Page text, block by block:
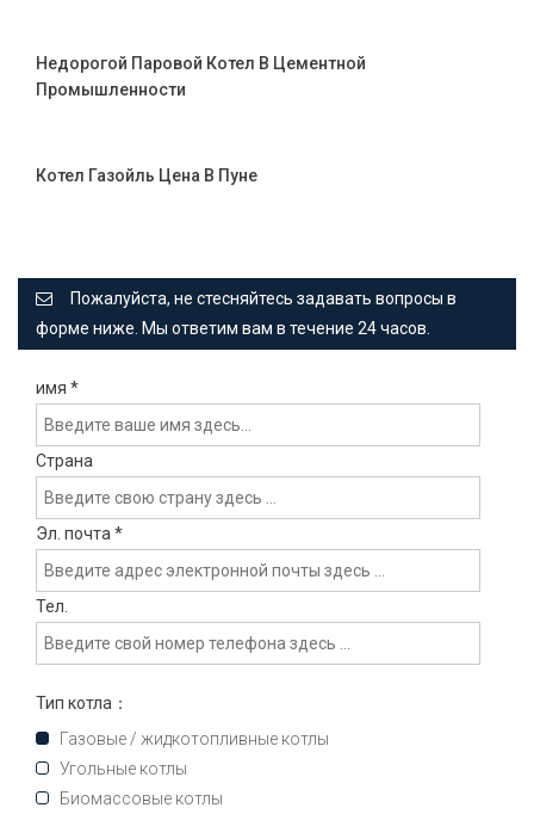
Недорогой Паровой Котел В Цементной
Промышленности
Котел Газойль Цена В Пуне
Пожалуйста, не стесняйтесь задавать вопросы в
форме ниже. Мы ответим вам в течение 24 часов.
имя *
Страна
Эл. почта *
Тел.
Тип котла：
Газовые / жидкотопливные котлы
Угольные котлы
Биомассовые котлы